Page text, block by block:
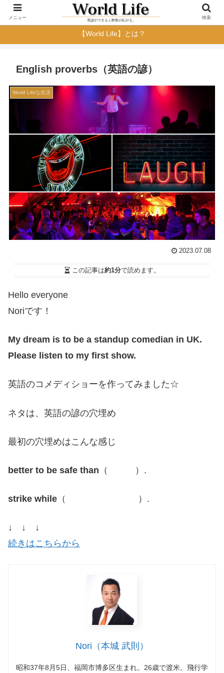
【World Life】とは？
English proverbs（英語の諺）
World Lifeな生活
2023.07.08
この記事は約1分で読めます。
Hello everyone
Noriです！
My dream is to be a standup comedian in UK.
Please listen to my first show.
英語のコメディショーを作ってみました☆
ネタは、英語の諺の穴埋め
最初の穴埋めはこんな感じ
better to be safe than （ ）.
strike while （ ）.
↓ ↓ ↓
続きはこちらから
Nori（本城 武則）
昭和37年8月5日、福岡市博多区生まれ。26歳で渡米。飛行学
メニュー 検索